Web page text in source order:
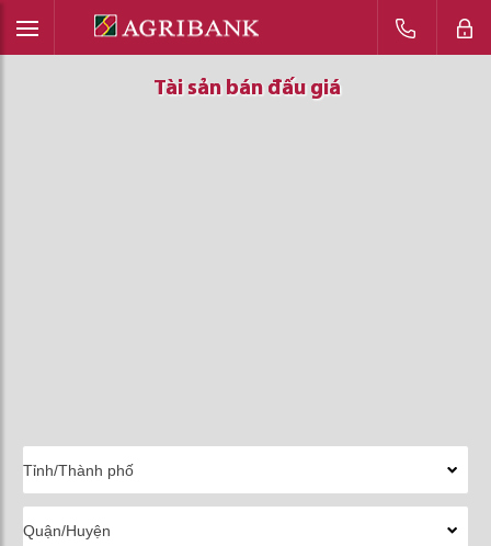
Tài sản bán đấu giá
Tài sản bán đấu giá
Tài sản bán đấu giá